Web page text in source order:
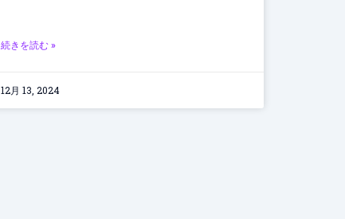
続きを読む »
12月 13, 2024